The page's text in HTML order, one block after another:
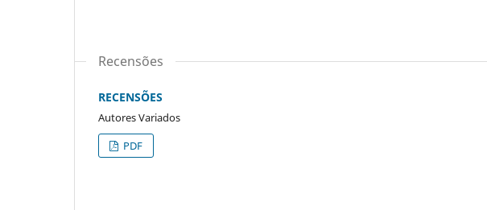
Recensões
RECENSÕES
Autores Variados
PDF